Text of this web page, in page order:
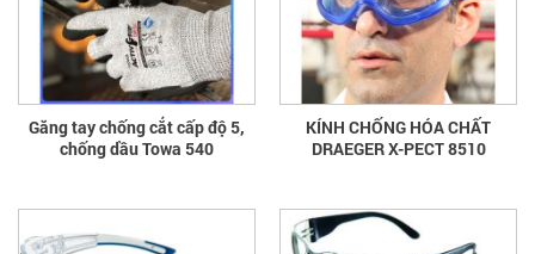
Găng tay chống cắt cấp độ 5,
chống dầu Towa 540
KÍNH CHỐNG HÓA CHẤT
DRAEGER X-PECT 8510